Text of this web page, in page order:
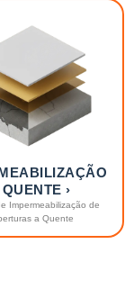
›
Impermeabilização de
a Quente